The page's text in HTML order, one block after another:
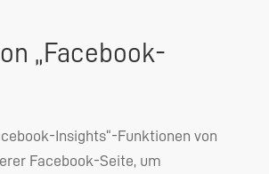
„Facebook-
Insights“-Funktionen von
Facebook-Seite, um